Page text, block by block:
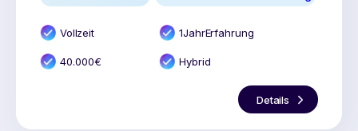
Vollzeit 1JahrErfahrung
40.000€ Hybrid
Details